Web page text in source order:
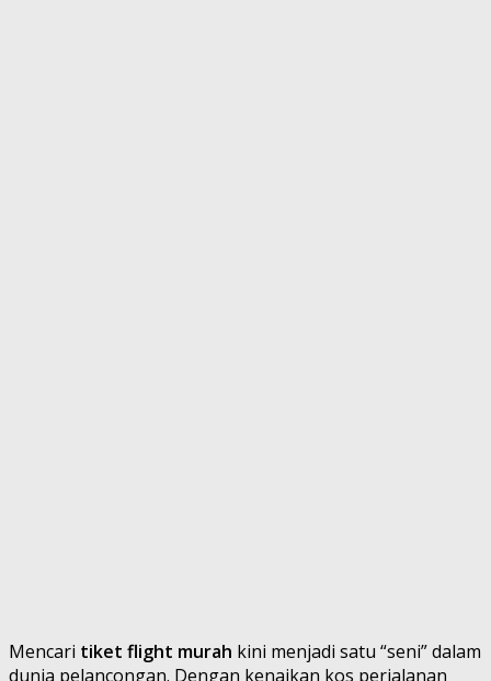
Mencari tiket flight murah kini menjadi satu “seni” dalam
dunia pelancongan. Dengan kenaikan kos perjalanan